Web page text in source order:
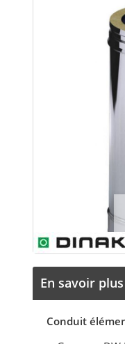
En savoir plus
Conduit